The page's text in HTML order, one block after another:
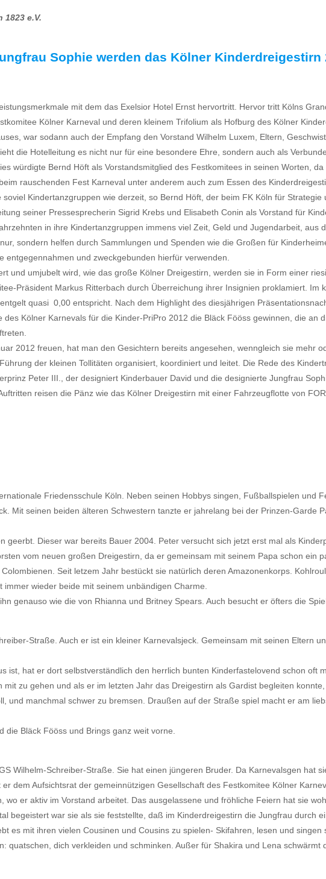
e.V.
Sophie werden das Kölner Kinderdreigestirn
mit dem das Exelsior Hotel Ernst hervortritt. Hervor tritt Kölns
Kölner Karneval und deren kleinem Trifolium als Hofburg des Kölner
war sodann auch der Empfang den Vorstand Wilhelm Luxem, Eltern,
die Hotelleitung es nicht nur für eine besondere Ehre, sondern auch als
würdigte Bernd Höft als Vorstandsmitglied des Festkomitees in seinen Worten,
rauschenden Fest Karneval unter anderem auch zum Essen des
Kindertanzgruppen wie derzeit, so Bernd Höft, der beim FK Köln für
seiner Pressesprecherin Sigrid Krebs und Elisabeth Conin als Vorstand für
in ihre Kindertanzgruppen immens viel Zeit, Geld und Jugendarbeit,
nur, sondern helfen durch Sammlungen und Spenden wie die Großen für
entgegennahmen und zweckgebunden hierfür verwenden.
und umjubelt wird, wie das große Kölner Dreigestirn, werden sie in Form einer
Präsident Markus Ritterbach durch Überreichung ihrer Insignien proklamiert. Im
quasi  0,00 entspricht. Nach dem Highlight des diesjährigen
des Kölner Karnevals für die Kinder-PriPro 2012 die Bläck Fööss gewinnen, die
2012 freuen, hat man den Gesichtern bereits angesehen, wenngleich sie mehr
der kleinen Tollitäten organisiert, koordiniert und leitet. Die Rede des
Peter III., der designiert Kinderbauer David und die designierte Jungfrau
reisen die Pänz wie das Kölner Dreigestirn mit einer Fahrzeugflotte von
Friedensschule Köln. Neben seinen Hobbys singen, Fußballspielen und
Mit seinen beiden älteren Schwestern tanzte er jahrelang bei der Prinzen-Garde
geerbt. Dieser war bereits Bauer 2004. Peter versucht sich jetzt erst mal als
vom neuen großen Dreigestirn, da er gemeinsam mit seinem Papa schon ein
Seit letzem Jahr bestückt sie natürlich deren Amazonenkorps.
wieder beide mit seinem unbändigen Charme.
ihn genauso wie die von Rhianna und Britney Spears. Auch besucht er öfters die
Straße. Auch er ist ein kleiner Karnevalsjeck. Gemeinsam mit seinen Eltern
ist, hat er dort selbstverständlich den herrlich bunten Kinderfastelovend schon
zu gehen und als er im letzten Jahr das Dreigestirn als Gardist begleiten
und manchmal schwer zu bremsen. Draußen auf der Straße spiel macht er am
Bläck Fööss und Brings ganz weit vorne.
Wilhelm-Schreiber-Straße. Sie hat einen jüngeren Bruder. Da Karnevalsgen hat
dem Aufsichtsrat der gemeinnützigen Gesellschaft des Festkomitee Kölner
wo er aktiv im Vorstand arbeitet. Das ausgelassene und fröhliche Feiern hat sie
begeistert war sie als sie feststellte, daß im Kinderdreigestirn die Jungfrau
es mit ihren vielen Cousinen und Cousins zu spielen- Skifahren, lesen und
dich verkleiden und schminken. Außer für Shakira und Lena schwärmt die